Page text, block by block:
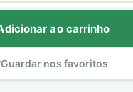
ao carrinho
Guardar nos favoritos